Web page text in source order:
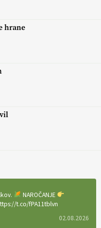
hrane
NAROČANJE
t.co/fPA11tblvn
02.08.2026